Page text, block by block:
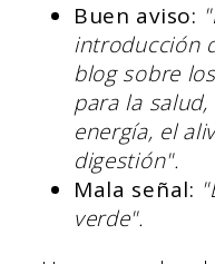
Buen aviso:
introducción
blog sobre
para la
energía, el
digestión".
Mala señal:
verde".